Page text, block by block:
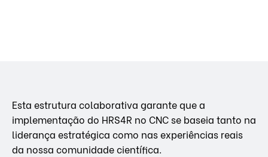
Esta estrutura colaborativa garante que a
implementação do HRS4R no CNC se baseia tanto na
liderança estratégica como nas experiências reais
da nossa comunidade científica.